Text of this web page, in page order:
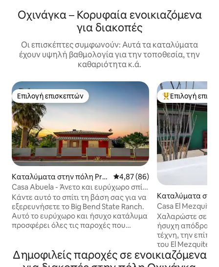
Οχινάγκα – Κορυφαία ενοικιαζόμενα
για διακοπές
Οι επισκέπτες συμφωνούν: Αυτά τα καταλύματα
έχουν υψηλή βαθμολογία για την τοποθεσία, την
καθαριότητα κ.ά.
Επιλογή επισκεπτών
Επιλογή επισκεπτών
Καταλύματα στην πόλη Pre
sidio
Μέση βαθμολογία: 4,87 στα 5,
4,87 (86)
Casa Abuela - Άνετο και ευρύχωρο σπίτι
με 2 υπνοδωμάτια
Κάντε αυτό το σπίτι τη βάση σας για να
εξερευνήσετε το Big Bend State Ranch.
Αυτό το ευρύχωρο και ήσυχο κατάλυμα
προσφέρει όλες τις παροχές που
γεύματά σας σε μια πλήρως
εξοπλισμένη κουζίνα. Δειπνήστε σε
Κορυφαία
Επιλογή
Καταλύματα
o
Casa El Mezquite
Χαλαρώστε σε
ήσυχη απόδραση. Απολαύστε τη
τέχνη, την
του El Mezquite
απόσταση από
μια ευχάριστη
Δημοφιλείς παροχές σε ενοικιαζόμενα